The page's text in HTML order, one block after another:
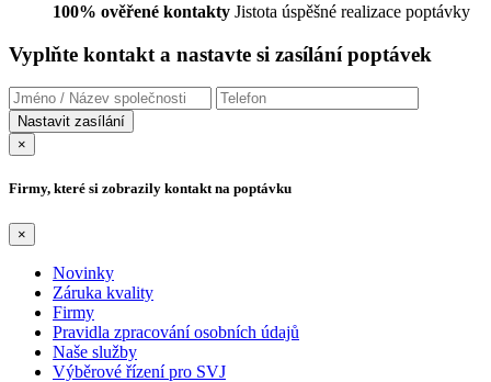
100% ověřené kontakty Jistota úspěšné realizace poptávky
Vyplňte kontakt a nastavte si zasílání poptávek
×
Firmy, které si zobrazily kontakt na poptávku
×
Novinky
Záruka kvality
Firmy
Pravidla zpracování osobních údajů
Naše služby
Výběrové řízení pro SVJ